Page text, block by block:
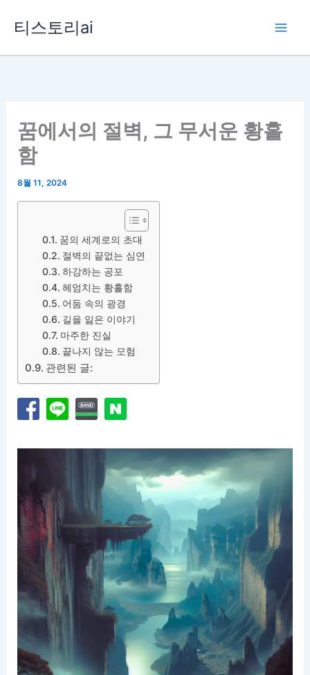
티스토리ai
꿈에서의 절벽, 그 무서운 황홀
함
8월 11, 2024
꿈의 세계로의 초대
절벽의 끝없는 심연
하강하는 공포
헤엄치는 황홀함
어둠 속의 광경
길을 잃은 이야기
마주한 진실
끝나지 않는 모험
관련된 글: